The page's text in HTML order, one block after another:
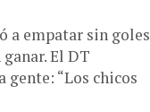
a empatar sin goles
El DT
“Los chicos